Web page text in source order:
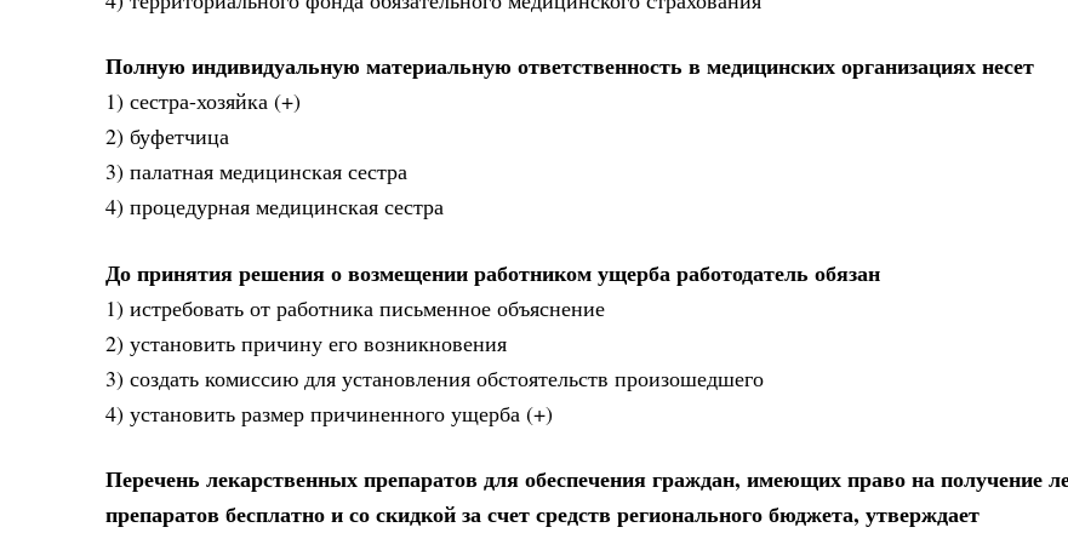
Полную индивидуальную материальную ответственность в медицинских организациях несет
1) сестра-хозяйка (+)
2) буфетчица
3) палатная медицинская сестра
4) процедурная медицинская сестра
До принятия решения о возмещении работником ущерба работодатель обязан
1) истребовать от работника письменное объяснение
2) установить причину его возникновения
3) создать комиссию для установления обстоятельств произошедшего
4) установить размер причиненного ущерба (+)
Перечень лекарственных препаратов для обеспечения граждан, имеющих право на получение
препаратов бесплатно и со скидкой за счет средств регионального бюджета, утверждает